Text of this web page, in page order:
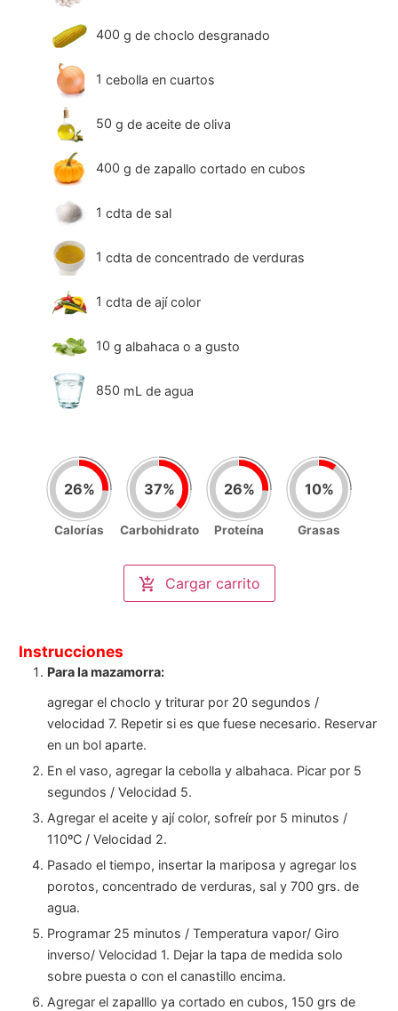
400 g de choclo desgranado
1 cebolla en cuartos
50 g de aceite de oliva
400 g de zapallo cortado en cubos
1 cdta de sal
1 cdta de concentrado de verduras
1 cdta de ají color
10 g albahaca o a gusto
850 mL de agua
26%
Calorías
37%
Carbohidrato
26%
Proteína
10%
Grasas
Nutrición por porción(5)
Calorías 510/2000kcal
Carbohidrato
93/250gr
Cargar carrito
Instrucciones
Para la mazamorra:
agregar el choclo y triturar por 20 segundos /
velocidad 7. Repetir si es que fuese necesario. Reservar
en un bol aparte.
En el vaso, agregar la cebolla y albahaca. Picar por 5
segundos / Velocidad 5.
Agregar el aceite y ají color, sofreír por 5 minutos /
110ºC / Velocidad 2.
Pasado el tiempo, insertar la mariposa y agregar los
porotos, concentrado de verduras, sal y 700 grs. de
agua.
Programar 25 minutos / Temperatura vapor/ Giro
inverso/ Velocidad 1. Dejar la tapa de medida solo
sobre puesta o con el canastillo encima.
Agregar el zapalllo ya cortado en cubos, 150 grs de